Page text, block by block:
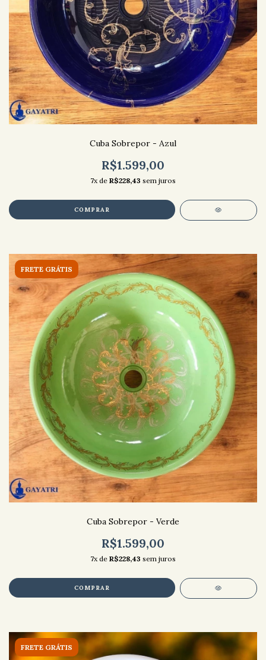
Cuba Sobrepor - Azul
R$1.599,00
7x de R$228,43 sem juros
FRETE GRÁTIS
Cuba Sobrepor - Verde
R$1.599,00
7x de R$228,43 sem juros
FRETE GRÁTIS